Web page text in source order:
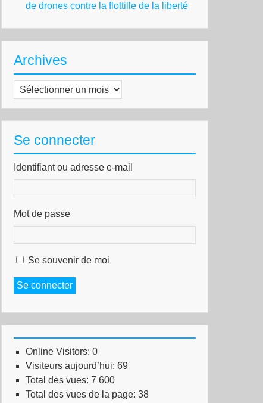
de drones contre la flottille de la liberté
Archives
Archives
Se connecter
Identifiant ou adresse e-mail
Mot de passe
Se souvenir de moi
Se connecter
Online Visitors: 0
Visiteurs aujourd’hui: 69
Total des vues: 7 600
Total des vues de la page: 38